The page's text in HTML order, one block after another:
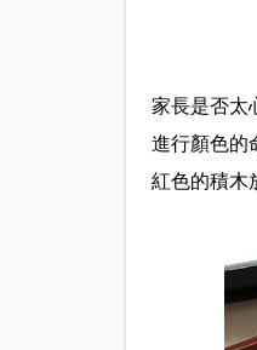
家長是否太
進行顏色的
紅色的積木